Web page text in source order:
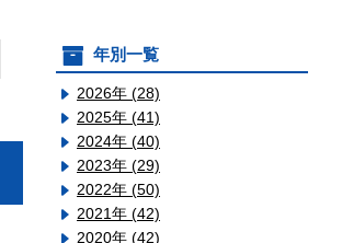
年別一覧
2026年 (28)
2025年 (41)
2024年 (40)
2023年 (29)
2022年 (50)
2021年 (42)
2020年 (42)